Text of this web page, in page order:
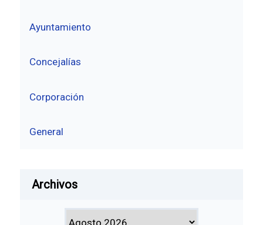
Ayuntamiento
Concejalías
Corporación
General
Archivos